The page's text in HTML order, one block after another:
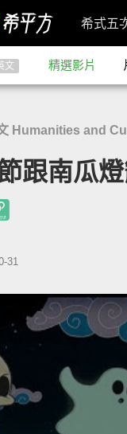
希式五
文 精選影片
Humanities and
節跟南瓜
31